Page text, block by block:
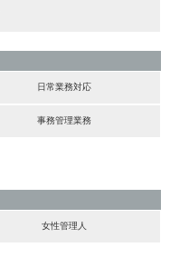
日常業務対応
事務管理業務
女性管理人